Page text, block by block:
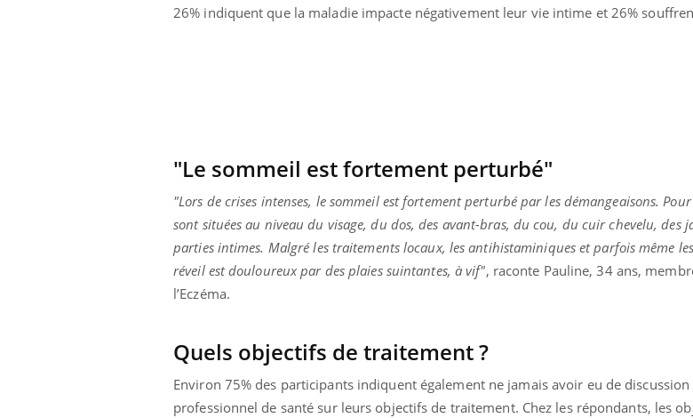
26% indiquent que la maladie impacte négativement leur vie intime et 26%
"Le sommeil est fortement perturbé"
"Lors de crises intenses, le sommeil est fortement perturbé par les démangeaisons.
sont situées au niveau du visage, du dos, des avant-bras, du cou, du cuir chevelu, des
parties intimes. Malgré les traitements locaux, les antihistaminiques et parfois même
réveil est douloureux par des plaies suintantes, à vif", raconte Pauline, 34 ans,
l’Eczéma.
Quels objectifs de traitement ?
Environ 75% des participants indiquent également ne jamais avoir eu de
professionnel de santé sur leurs objectifs de traitement. Chez les répondants, les